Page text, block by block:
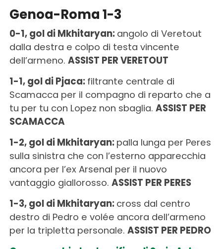
Genoa-Roma 1-3
0-1, gol di Mkhitaryan: angolo di Veretout
dalla destra e colpo di testa vincente
dell’armeno. ASSIST PER VERETOUT
1-1, gol di Pjaca: filtrante centrale di
Scamacca per il compagno di reparto che a
tu per tu con Lopez non sbaglia. ASSIST PER
SCAMACCA
1-2, gol di Mkhitaryan: palla lunga per Peres
sulla sinistra che con l’esterno apparecchia
ancora per l’ex Arsenal per il nuovo
vantaggio giallorosso. ASSIST PER PERES
1-3, gol di Mkhitaryan: cross dal centro
destro di Pedro e volée ancora dell’armeno
per la tripletta personale. ASSIST PER PEDRO